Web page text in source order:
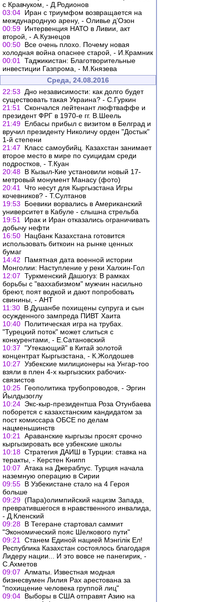
с Кравчуком, - Д.Родионов
03:04 Иран с триумфом возвращается на
международную арену, - Оливье д’Озон
00:59 Интервенция НАТО в Ливии, акт
второй, - А.Кузнецов
00:50 Все очень плохо. Почему новая
холодная война опаснее старой, - И.Крамник
00:01
Таджикистан: Благотворительные
инвестиции Газпрома, - М.Князева
Среда, 24.08.2016
22:53
Дно независимости: как долго будет
существовать такая Украина? - С.Гуркин
21:51
Скончался лейтенант люфтваффе и
президент ФРГ в 1970-е гг. В.Шеель
21:49 Елбасы прибыл с визитом в Белград и
вручил президенту Николичу орден "Достык"
1-й степени
21:47
Класс самоубийц. Казахстан занимает
второе место в мире по суицидам среди
подростков, - Т.Куан
20:48 В Кызыл-Кие установили новый 17-
метровый монумент Манасу (фото)
20:41
Что несут для Кыргызстана Игры
кочевников? - Т.Султанов
19:53
Боевики ворвались в Американский
университет в Кабуле - слышна стрельба
19:51
Ирак и Иран отказались ограничивать
добычу нефти
16:50 Нацбанк Казахстана готовится
использовать биткоин на рынке ценных
бумаг
14:42
Памятная дата военной истории
Монголии: Наступление у реки Халхин-Гол
12:07 Туркменский Дашогуз: В рамках
борьбы с "ваххабизмом" мужчин насильно
бреют, поят водкой и дают попробовать
свинины, - АНТ
11:30 В Душанбе похищены супруга и сын
осужденного зампреда ПИВТ Хаита
10:40 Политическая игра на трубах.
"Турецкий поток" может слиться с
конкурентами, - Е.Сатановский
10:37 "Утекающий" в Китай золотой
концентрат Кыргызстана, - К.Жолдошев
10:27 Узбекские милиционеры на Унгар-тоо
взяли в плен 4-х кыргызских рабочих-
связистов
10:25 Геополитика трубопроводов, - Эргин
Йылдызоглу
10:24 Экс-кыр-президентша Роза Отунбаева
поборется с казахстанским кандидатом за
пост комиссара ОБСЕ по делам
нацменьшинств
10:21
Араванские кыргызы просят срочно
кыргызировать все узбекские школы
10:18 Стратегия ДАИШ в Турции: ставка на
теракты, - Керстен Книпп
10:07 Атака на Джераблус. Турция начала
наземную операцию в Сирии
09:55 В Узбекистане стало на 4 Героя
больше
09:29 (Пара)олимпийский нацизм Запада,
превратившегося в нравственного инвалида,
- Д.Кленский
09:28 В Тегеране стартовал саммит
"Экономический пояс Шелкового пути"
09:21
Станем Единой нацией Мэнгілік Ел!
Республика Казахстан состоялось благодаря
Лидеру нации... И это вовсе не панегирик, -
С.Ахметов
09:07 Алматы. Известная модная
бизнесвумен Лилия Рах арестована за
"похищение человека группой лиц"
09:04 Выборы в США отправят Азию на